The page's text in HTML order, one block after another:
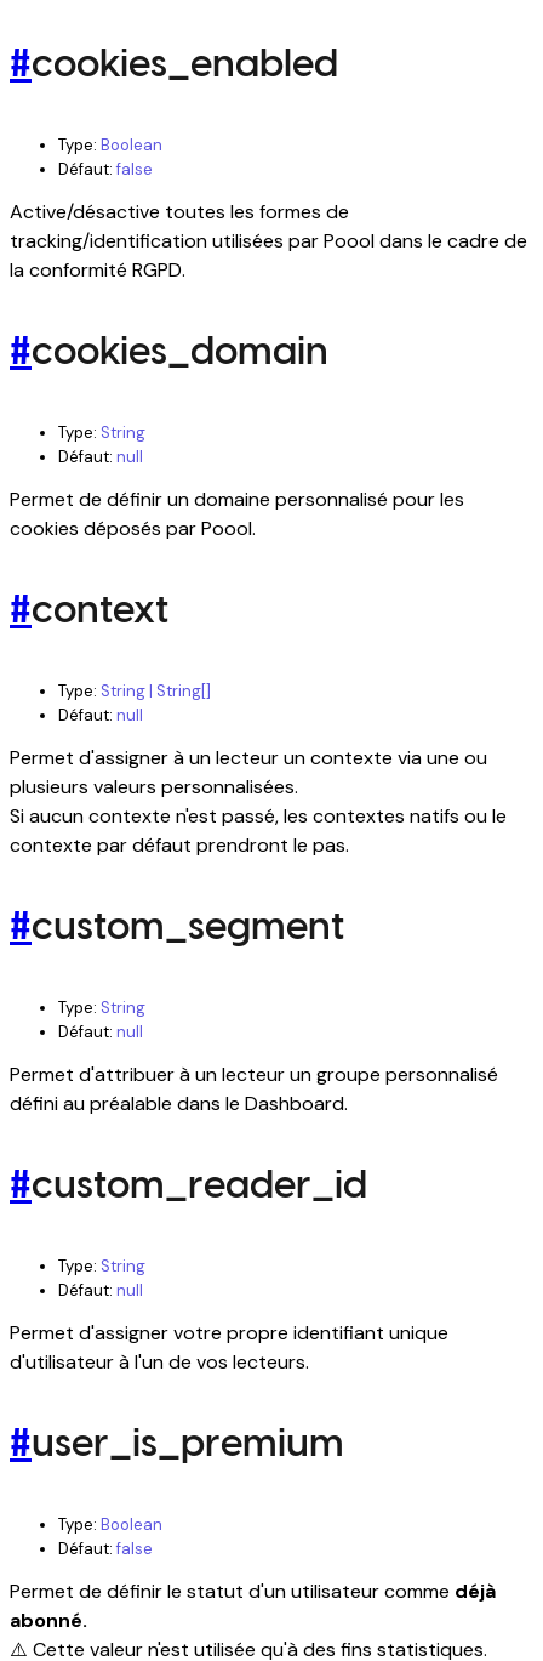
#cookies_enabled
Type: Boolean
Défaut:false
Active/désactive toutes les formes de
tracking/identification utilisées par Poool dans le cadre de
la conformité RGPD.
#cookies_domain
Type: String
Défaut: null
Permet de définir un domaine personnalisé pour les
cookies déposés par Poool.
#context
Type: String | String[]
Défaut: null
Permet d'assigner à un lecteur un contexte via une ou
plusieurs valeurs personnalisées.
Si aucun contexte n'est passé, les contextes natifs ou le
contexte par défaut prendront le pas.
#custom_segment
Type: String
Défaut: null
Permet d'attribuer à un lecteur un groupe personnalisé
défini au préalable dans le Dashboard.
#custom_reader_id
Type: String
Défaut: null
Permet d'assigner votre propre identifiant unique
d'utilisateur à l'un de vos lecteurs.
#user_is_premium
Type: Boolean
Défaut:false
Permet de définir le statut d'un utilisateur comme déjà
abonné.
⚠️ Cette valeur n'est utilisée qu'à des fins statistiques.